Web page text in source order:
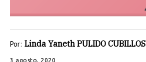
Por: Linda Yaneth PULIDO CUBILLOS
3 agosto, 2020